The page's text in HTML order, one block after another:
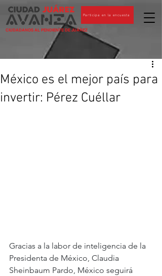
CIUDADANOS AL PENDIENTE DE JUÁREZ
Participa en la encuesta
México es el mejor país para
invertir: Pérez Cuéllar
Gracias a la labor de inteligencia de la
Presidenta de México, Claudia
Sheinbaum Pardo, México seguirá